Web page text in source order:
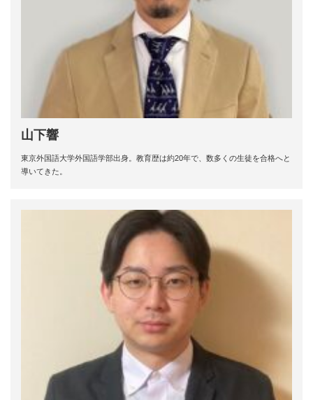
山下響
東京外国語大学外国語学部出身。教育歴は約20年で、数多くの生徒を合格へと
導いてきた。